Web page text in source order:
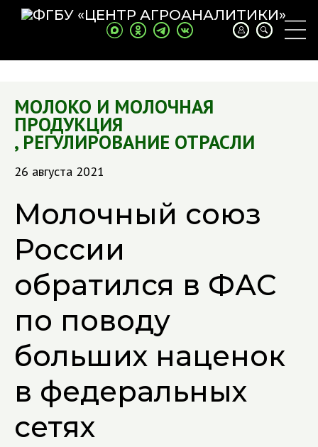
МОЛОКО И МОЛОЧНАЯ
ПРОДУКЦИЯ
, РЕГУЛИРОВАНИЕ ОТРАСЛИ
26 августа 2021
Молочный союз
России
обратился в ФАС
по поводу
больших наценок
в федеральных
сетях